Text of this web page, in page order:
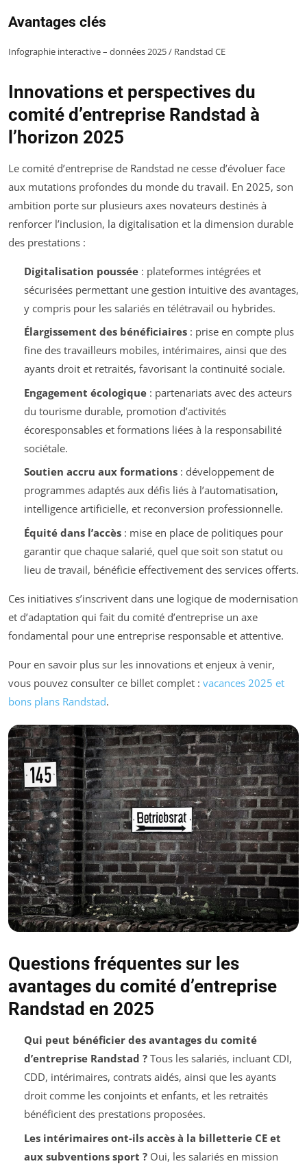
Avantages clés
Infographie interactive – données 2025 / Randstad CE
Innovations et perspectives du
comité d’entreprise Randstad à
l’horizon 2025
Le comité d’entreprise de Randstad ne cesse d’évoluer face
aux mutations profondes du monde du travail. En 2025, son
ambition porte sur plusieurs axes novateurs destinés à
renforcer l’inclusion, la digitalisation et la dimension durable
des prestations :
Digitalisation poussée: plateformes intégrées et
sécurisées permettant une gestion intuitive des avantages,
y compris pour les salariés en télétravail ou hybrides.
Élargissement des bénéficiaires: prise en compte plus
fine des travailleurs mobiles, intérimaires, ainsi que des
ayants droit et retraités, favorisant la continuité sociale.
Engagement écologique: partenariats avec des acteurs
du tourisme durable, promotion d’activités
écoresponsables et formations liées à la responsabilité
sociétale.
Soutien accru aux formations: développement de
programmes adaptés aux défis liés à l’automatisation,
intelligence artificielle, et reconversion professionnelle.
Équité dans l’accès: mise en place de politiques pour
garantir que chaque salarié, quel que soit son statut ou
lieu de travail, bénéficie effectivement des services offerts.
Ces initiatives s’inscrivent dans une logique de modernisation
et d’adaptation qui fait du comité d’entreprise un axe
fondamental pour une entreprise responsable et attentive.
Pour en savoir plus sur les innovations et enjeux à venir,
vous pouvez consulter ce billet complet : vacances 2025 et
bons plans Randstad.
Questions fréquentes sur les
avantages du comité d’entreprise
Randstad en 2025
Qui peut bénéficier des avantages du comité
d’entreprise Randstad ?Tous les salariés, incluant CDI,
CDD, intérimaires, contrats aidés, ainsi que les ayants
droit comme les conjoints et enfants, et les retraités
bénéficient des prestations proposées.
Les intérimaires ont-ils accès à la billetterie CE et
aux subventions sport ?Oui, les salariés en mission